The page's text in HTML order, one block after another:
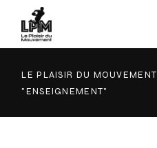
content
LE PLAISIR DU MOUVEMENT
"ENSEIGNEMENT"